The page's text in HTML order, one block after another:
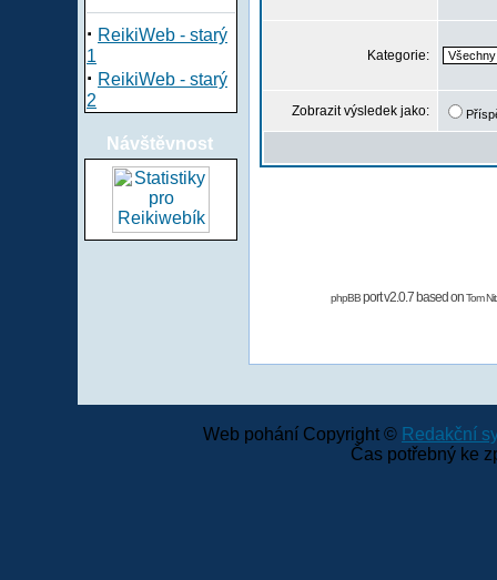
· ReikiWeb - starý
1
· ReikiWeb - starý
2
Návštěvnost
Kategorie:
Zobrazit výsledek jako:
phpBBport v2.0.7 based onTom
Web pohání Copyright © Redakční
Čas potřebný ke